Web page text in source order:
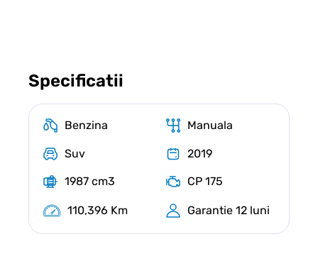
Specificatii
Benzina Manuala
Suv 2019
1987 cm3 CP 175
110,396 Km Garantie 12 luni